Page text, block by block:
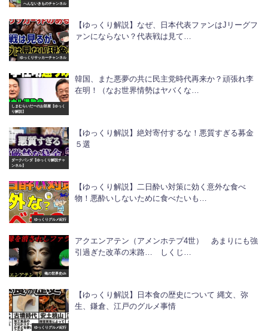
へんないきものチャンネル
ゆっくりサッカーチャンネル
【ゆっくり解説】なぜ、日本代表ファンはJリーグフ
ァンにならない？代表戦は見て…
しまむらいだーのお部屋【ゆっく
り解説】
韓国、また悪夢の共に民主党時代再来か？頑張れ李
在明！（なお世界情勢はヤバくな…
ダークパンダ【ゆっくり解説チャ
ンネル】
【ゆっくり解説】絶対寄付するな！悪質すぎる募金
５選
ゆっくりグルメ紀行
【ゆっくり解説】二日酔い対策に効く意外な食べ
物！悪酔いしないために食べたいも…
俺の世界史ch
アクエンアテン（アメンホテプ4世） あまりにも強
引過ぎた改革の末路… しくじ…
ゆっくりグルメ紀行
【ゆっくり解説】日本食の歴史について 縄文、弥
生、鎌倉、江戸のグルメ事情